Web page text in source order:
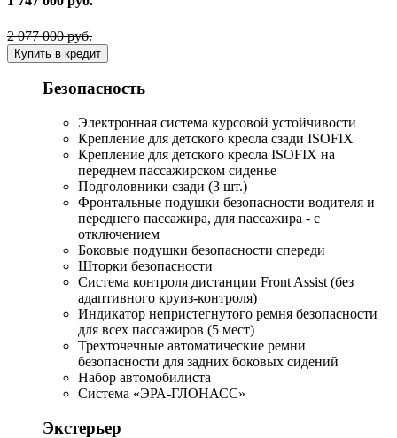
2 077 000 руб.
Купить в кредит
Безопасность
Электронная система курсовой устойчивости
Крепление для детского кресла сзади ISOFIX
Крепление для детского кресла ISOFIX на
переднем пассажирском сиденье
Подголовники сзади (3 шт.)
Фронтальные подушки безопасности водителя и
переднего пассажира, для пассажира - с
отключением
Боковые подушки безопасности спереди
Шторки безопасности
Система контроля дистанции Front Assist (без
адаптивного круиз-контроля)
Индикатор непристегнутого ремня безопасности
для всех пассажиров (5 мест)
Трехточечные автоматические ремни
безопасности для задних боковых сидений
Набор автомобилиста
Система «ЭРА-ГЛОНАСС»
Экстерьер